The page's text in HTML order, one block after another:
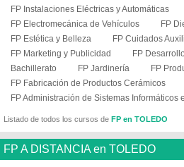
FP Instalaciones Eléctricas y Automáticas
FP Electromecánica de Vehículos
FP
FP Estética y Belleza
FP Cuidados
FP Marketing y Publicidad
FP
Bachillerato
FP Jardinería
FP
FP Fabricación de Productos Cerámicos
FP Administración de Sistemas Informáticos
Listado de todos los cursos de FP en TOLEDO
FP A DISTANCIA en TOLEDO